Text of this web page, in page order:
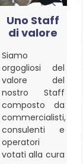
Uno Staff
di valore
Siamo
orgogliosi del
valore del
nostro Staff
composto da
commercialisti,
consulenti e
operatori
votati alla cura